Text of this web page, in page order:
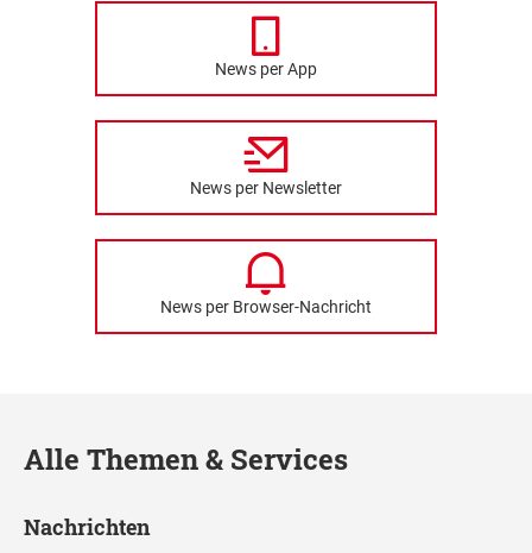
News per App
News per Newsletter
News per Browser-Nachricht
Alle Themen & Services
Nachrichten